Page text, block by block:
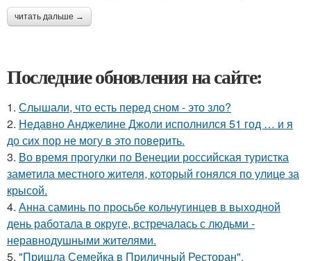
читать дальше →
Последние обновления на сайте:
1. Слышали, что есть перед сном - это зло?
2. Недавно Анджелине Джоли исполнился 51 год … и я
до сих пор не могу в это поверить.
3. Во время прогулки по Венеции российская туристка
заметила местного жителя, который гонялся по улице за
крысой.
4. Анна саминь по просьбе кольчугинцев в выходной
день работала в округе, встречалась с людьми -
неравнодушными жителями.
5. "Пришла Семейка в Приличный Ресторан".